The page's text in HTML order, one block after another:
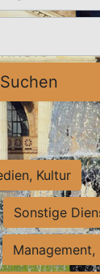
Suchen
Kultur
Sonstige
Management,